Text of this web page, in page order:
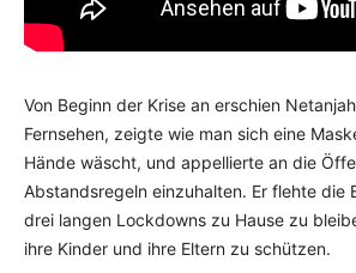
Von Beginn der Krise an erschien
Fernsehen, zeigte wie man sich eine
Hände wäscht, und appellierte an die
Abstandsregeln einzuhalten. Er flehte die
drei langen Lockdowns zu Hause zu
ihre Kinder und ihre Eltern zu schützen.